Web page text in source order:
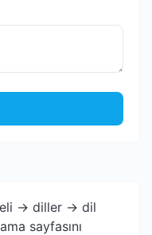
-> diller -> dil
sayfasını